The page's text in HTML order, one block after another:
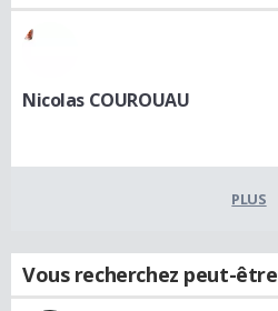
Nicolas COUROUAU
PLUS
Vous recherchez peut-être